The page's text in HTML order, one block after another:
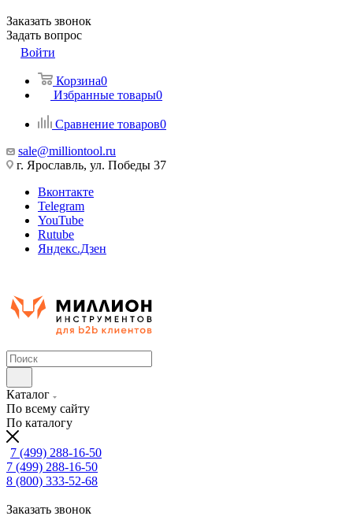
Заказать звонок
Задать вопрос
Войти
Корзина0
Избранные товары0
Сравнение товаров0
sale@milliontool.ru
г. Ярославль, ул. Победы 37
Вконтакте
Telegram
YouTube
Rutube
Яндекс.Дзен
Каталог
По всему сайту
По каталогу
7 (499) 288-16-50
7 (499) 288-16-50
8 (800) 333-52-68
Заказать звонок